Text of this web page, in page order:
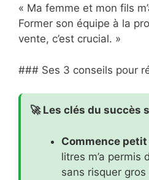
« Ma femme et mon fils
Former son équipe à la
vente, c’est crucial. »
### Ses 3 conseils pour
🚀 Les clés du succès
Commence petit
litres m’a permis
sans risquer gros